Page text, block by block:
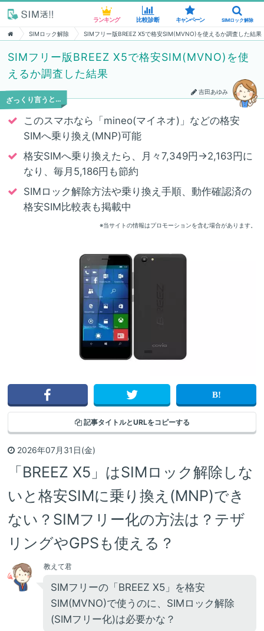
ランキング 比較診断 キャンペーン SIMロック解除
SIMロック解除 SIMフリー版BREEZ X5で格安SIM(MVNO)を使えるか調査した結果
SIMフリー版BREEZ X5で格安SIM(MVNO)を使
えるか調査した結果
吉田あゆみ
ざっくり言うと…
このスマホなら「mineo(マイネオ)」などの格安
SIMへ乗り換え(MNP)可能
格安SIMへ乗り換えたら、月々7,349円→2,163円に
なり、毎月5,186円も節約
SIMロック解除方法や乗り換え手順、動作確認済の
格安SIM比較表も掲載中
※当サイトの情報はプロモーションを含む場合があります。
記事タイトルとURLをコピーする
2026年07月31日(金)
「BREEZ X5」はSIMロック解除しな
いと格安SIMに乗り換え(MNP)でき
ない？SIMフリー化の方法は？テザ
リングやGPSも使える？
教えて君
SIMフリーの「BREEZ X5」を格安
SIM(MVNO)で使うのに、SIMロック解除
(SIMフリー化)は必要かな？
ランキング 比較診断 キャンペーン SIMロック解除